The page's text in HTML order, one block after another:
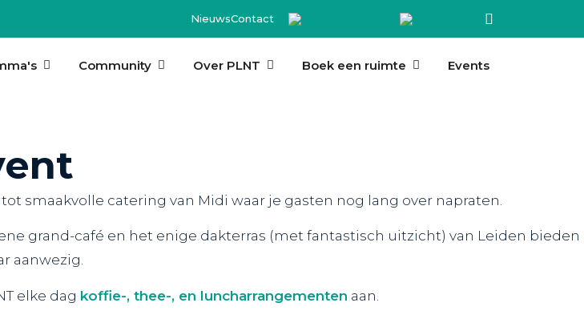
NieuwsContact
Community Over PLNT Boek een ruimte Events
smaakvolle catering van Midi waar je gasten nog lang over napraten.
grand-café en het enige dakterras (met fantastisch uitzicht) van Leiden bieden
aanwezig.
elke dag koffie-, thee-, en luncharrangementen aan.